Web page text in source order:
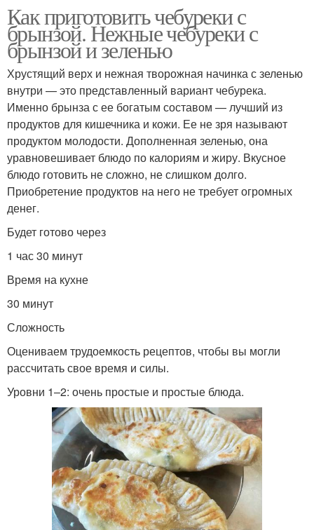
Как приготовить чебуреки с
брынзой. Нежные чебуреки с
брынзой и зеленью
Хрустящий верх и нежная творожная начинка с зеленью
внутри — это представленный вариант чебурека.
Именно брынза с ее богатым составом — лучший из
продуктов для кишечника и кожи. Ее не зря называют
продуктом молодости. Дополненная зеленью, она
уравновешивает блюдо по калориям и жиру. Вкусное
блюдо готовить не сложно, не слишком долго.
Приобретение продуктов на него не требует огромных
денег.
Будет готово через
1 час 30 минут
Время на кухне
30 минут
Сложность
Оцениваем трудоемкость рецептов, чтобы вы могли
рассчитать свое время и силы.
Уровни 1–2: очень простые и простые блюда.